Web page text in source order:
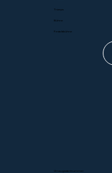
Trizeps
Bühne
Festaktbühne
Umzugsstartnummer